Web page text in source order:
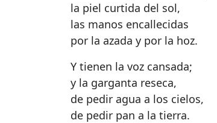
la piel curtida del sol,
las manos encallecidas
por la azada y por la hoz.
Y tienen la voz cansada;
y la garganta reseca,
de pedir agua a los cielos,
de pedir pan a la tierra.